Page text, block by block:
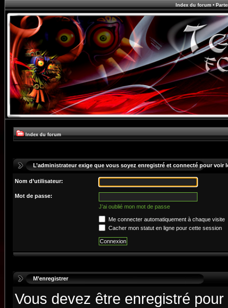
Index du forum•
Index du forum
L’administrateur exige que vous soyez enregistré et connecté pour voir
Nom d’utilisateur:
Mot de passe:
J’ai oublié mon mot de passe
Me connecter automatiquement à chaque visite
Cacher mon statut en ligne pour cette session
M’enregistrer
Vous devez être enregistré